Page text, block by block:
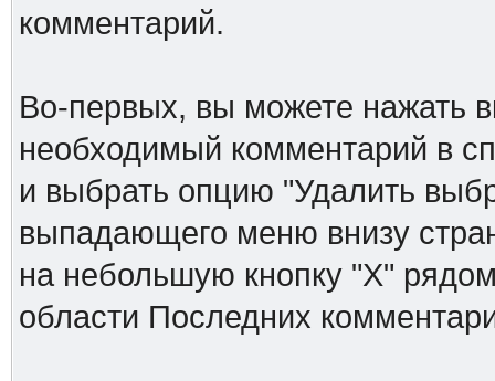
комментарий.
Во-первых, вы можете нажать
необходимый комментарий в
и выбрать опцию "Удалить
выпадающего меню внизу
на небольшую кнопку "Х"
области Последних